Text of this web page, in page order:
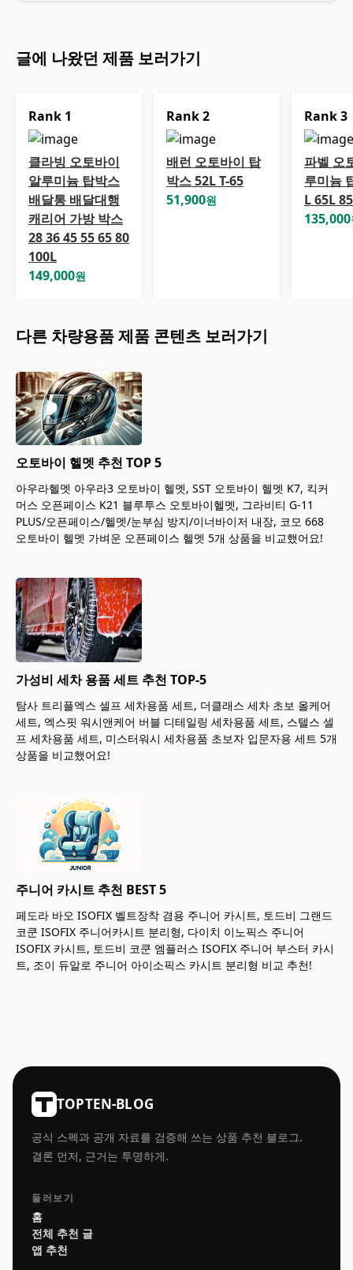
글에 나왔던 제품 보러가기
Rank 1
클라빙 오토바이
알루미늄 탑박스
배달통 배달대행
캐리어 가방 박스
28 36 45 55 65 80
100L
149,000원
Rank2
배런 오토바이 탑
박스 52L T-65
51,900원
Rank3
파벨 오
루미늄
L 65L
135,000
다른 차량용품제품 콘텐츠 보러가기
오토바이 헬멧 추천 TOP 5
아우라헬멧 아우라3 오토바이 헬멧, SST 오토바이 헬멧 K7, 킥커
머스 오픈페이스 K21 블루투스 오토바이헬멧, 그라비티 G-11
PLUS/오픈페이스/헬멧/눈부심 방지/이너바이저 내장, 코모 668
오토바이 헬멧 가벼운 오픈페이스 헬멧 5개 상품을 비교했어요!
가성비 세차 용품 세트 추천 TOP-5
탐사 트리플엑스 셀프 세차용품 세트, 더클래스 세차 초보 올케어
세트, 엑스핏 워시앤케어 버블 디테일링 세차용품 세트, 스텔스 셀
프 세차용품 세트, 미스터워시 세차용품 초보자 입문자용 세트 5개
상품을 비교했어요!
주니어 카시트 추천 BEST 5
페도라 바오 ISOFIX 벨트장착 겸용 주니어 카시트, 토드비 그랜드
코쿤 ISOFIX 주니어카시트 분리형, 다이치 이노픽스 주니어
ISOFIX 카시트, 토드비 코쿤 엠플러스 ISOFIX 주니어 부스터 카시
트, 조이 듀알로 주니어 아이소픽스 카시트 분리형 비교 추천!
TOPTEN-BLOG
공식 스펙과 공개 자료를 검증해 쓰는 상품 추천 블로그.
결론 먼저, 근거는 투명하게.
둘러보기
홈
전체 추천 글
앱 추천